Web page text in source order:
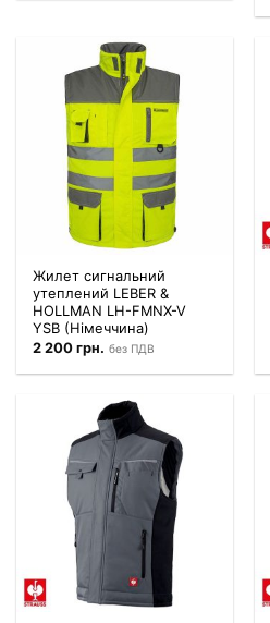
Жилет сигнальний
утеплений LEBER &
HOLLMAN LH-FMNX-V
YSB (Німеччина)
2 200грн. без ПДВ